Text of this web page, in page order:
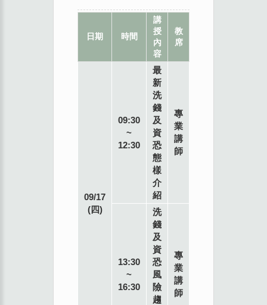
日期 時間
講
授
內
容
教
席
09/17
(四)
09:30
~
12:30
最
新
洗
錢
及
資
恐
態
樣
介
紹
專
業
講
師
13:30
~
16:30
洗
錢
及
資
恐
風
險
趨
專
業
講
師